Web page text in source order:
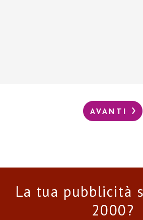
AVANTI
La tua pubblicità
2000?